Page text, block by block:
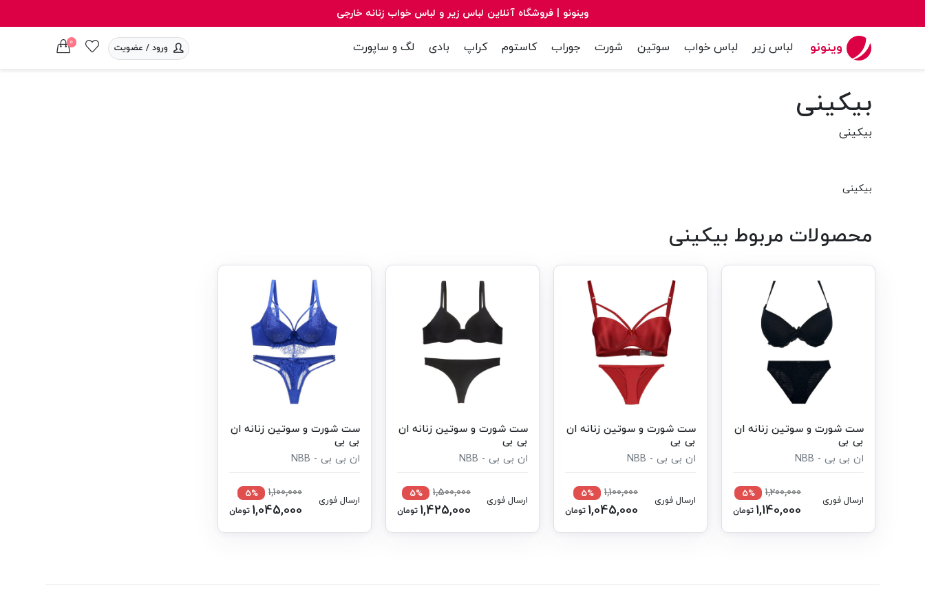
وینونو |‌ فروشگاه آنلاین لباس زیر و لباس خواب زنانه خارجی
وینونو لباس زیر لباس خواب سوتین شورت جوراب کاستوم کراپ بادی لگ و ساپورت ورود / عضویت 0
بیکینی
بیکینی
بیکینی
محصولات مربوط بیکینی
ست شورت و سوتین زنانه ان
بی بی
ان بی بی - NBB
ارسال فوری
1,200,000
5%
1,140,000 تومان
ست شورت و سوتین زنانه ان
بی بی
ان بی بی - NBB
ارسال فوری
1,100,000
5%
1,045,000 تومان
ست شورت و سوتین زنانه ان
بی بی
ان بی بی - NBB
ارسال فوری
1,500,000
5%
1,425,000 تومان
ست شورت و سوتین زنانه ان
بی بی
ان بی بی - NBB
ارسال فوری
1,100,000
5%
1,045,000 تومان